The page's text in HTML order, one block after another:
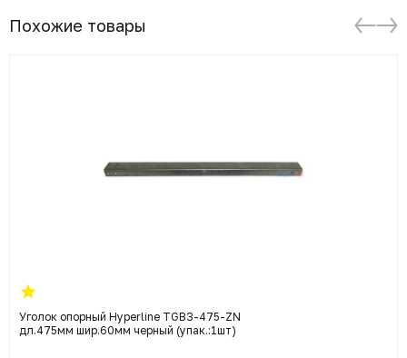
Похожие товары
Уголок опорный Hyperline TGB3-475-ZN
дл.475мм шир.60мм черный (упак.:1шт)